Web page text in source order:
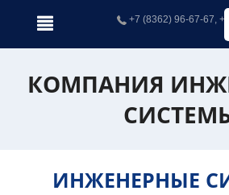
+7 (8362) 96-67-67,
КОМПАНИЯ
ИНЖЕНЕРНЫЕ